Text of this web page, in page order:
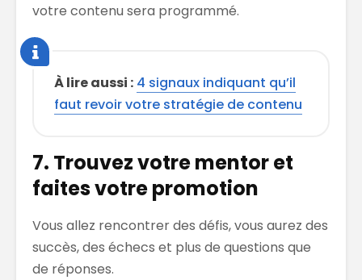
votre contenu sera programmé.
À lire aussi : 4 signaux indiquant qu’il
faut revoir votre stratégie de contenu
7. Trouvez votre mentor et
faites votre promotion
Vous allez rencontrer des défis, vous aurez des
succès, des échecs et plus de questions que
de réponses.